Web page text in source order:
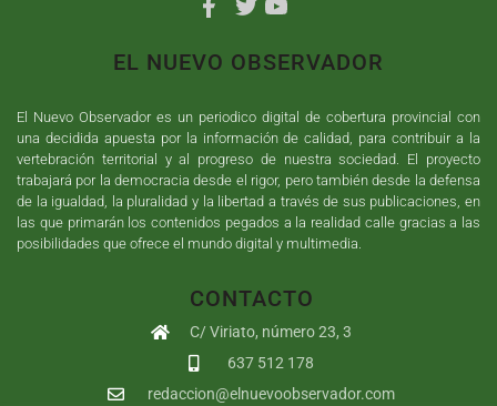
EL NUEVO OBSERVADOR
El Nuevo Observador es un periodico digital de cobertura provincial con
una decidida apuesta por la información de calidad, para contribuir a la
vertebración territorial y al progreso de nuestra sociedad. El proyecto
trabajará por la democracia desde el rigor, pero también desde la defensa
de la igualdad, la pluralidad y la libertad a través de sus publicaciones, en
las que primarán los contenidos pegados a la realidad calle gracias a las
posibilidades que ofrece el mundo digital y multimedia.
CONTACTO
C/ Viriato, número 23, 3
637 512 178
redaccion@elnuevoobservador.com